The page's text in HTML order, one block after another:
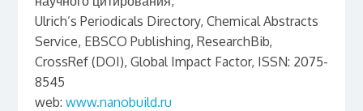
Ulrich’s Periodicals Directory, Chemical Abstracts
Service, EBSCO Publishing, ResearchBib,
CrossRef (DOI), Global Impact Factor, ISSN: 2075-
8545
web: www.nanobuild.ru